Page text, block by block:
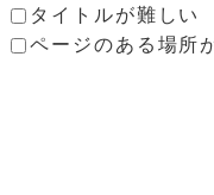
タイトルが難しい
ページのある場所